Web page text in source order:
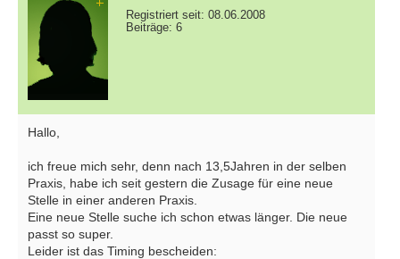
Registriert seit: 08.06.2008
Beiträge: 6
Hallo,
ich freue mich sehr, denn nach 13,5Jahren in der selben
Praxis, habe ich seit gestern die Zusage für eine neue
Stelle in einer anderen Praxis.
Eine neue Stelle suche ich schon etwas länger. Die neue
passt so super.
Leider ist das Timing bescheiden: